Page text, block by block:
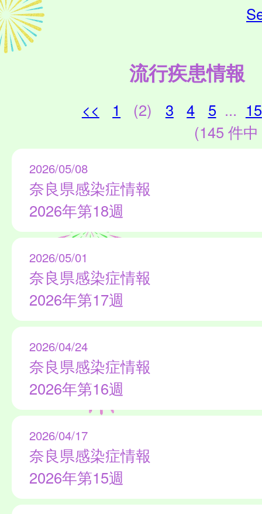
流行疾患情報
<< 1 (2) 3 4 5 ... 15
(145 件
2026/05/08
奈良県感染症情報
2026年第18週
2026/05/01
奈良県感染症情報
2026年第17週
2026/04/24
奈良県感染症情報
2026年第16週
2026/04/17
奈良県感染症情報
2026年第15週